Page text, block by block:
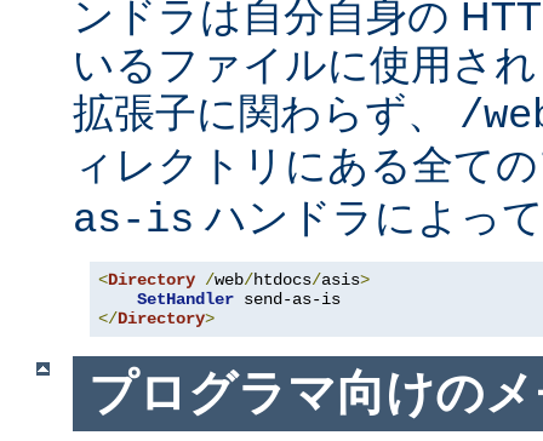
ンドラは自分自身の
いるファイルに使用さ
拡張子に関わらず、 /
ィレクトリにある全て
as-is ハンドラによっ
<Directory /web/htdocs/asis>
SetHandler
</Directory>
プログラマ向けの